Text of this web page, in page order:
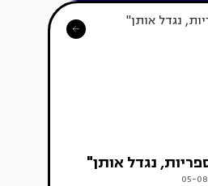
נגדל אותן"
05-